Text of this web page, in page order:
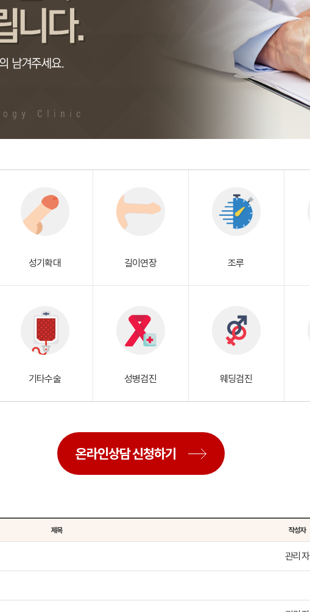
성기확대 길이연장 조루
기타수술 성병검진 웨딩검진
온라인상담 신청하기
제목 작성자
관리자